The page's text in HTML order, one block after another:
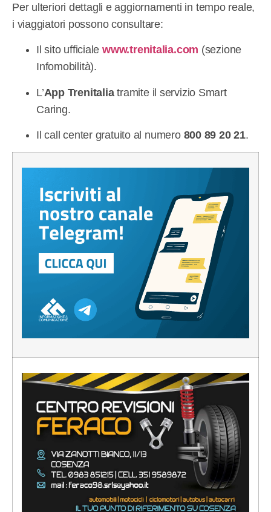
Per ulteriori dettagli e aggiornamenti in tempo reale,
i viaggiatori possono consultare:
Il sito ufficialewww.trenitalia.com (sezione
Infomobilità).
L’App Trenitaliatramite il servizio Smart
Caring.
Il call center gratuito al numero 800 89 20 21.